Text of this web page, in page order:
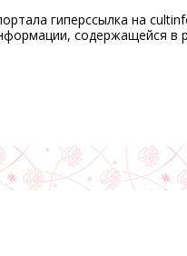
гиперссылка на
содержащейся в